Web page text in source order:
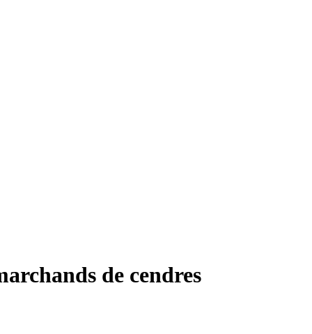
de cendres